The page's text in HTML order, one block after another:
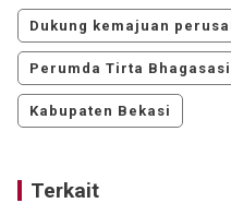
Dukung kemajuan
Perumda Tirta Bhagasasi
Kabupaten Bekasi
Terkait